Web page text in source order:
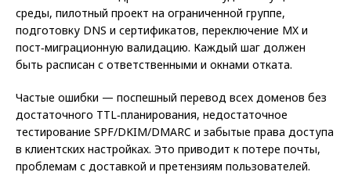
среды, пилотный проект на ограниченной группе,
подготовку DNS и сертификатов, переключение MX и
пост‑миграционную валидацию. Каждый шаг должен
быть расписан с ответственными и окнами отката.
Частые ошибки — поспешный перевод всех доменов без
достаточного TTL‑планирования, недостаточное
тестирование SPF/DKIM/DMARC и забытые права доступа
в клиентских настройках. Это приводит к потере почты,
проблемам с доставкой и претензиям пользователей.